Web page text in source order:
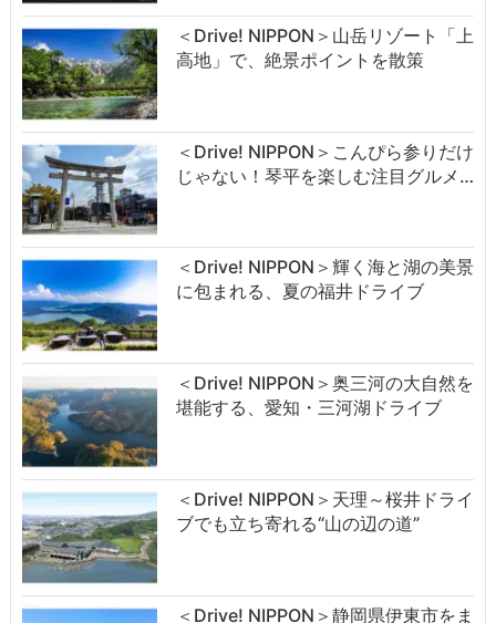
＜Drive! NIPPON＞山岳リゾート「上
高地」で、絶景ポイントを散策
＜Drive! NIPPON＞こんぴら参りだけ
じゃない！琴平を楽しむ注目グルメ…
＜Drive! NIPPON＞輝く海と湖の美景
に包まれる、夏の福井ドライブ
＜Drive! NIPPON＞奥三河の大自然を
堪能する、愛知・三河湖ドライブ
＜Drive! NIPPON＞天理～桜井ドライ
ブでも立ち寄れる“山の辺の道”
＜Drive! NIPPON＞静岡県伊東市をま